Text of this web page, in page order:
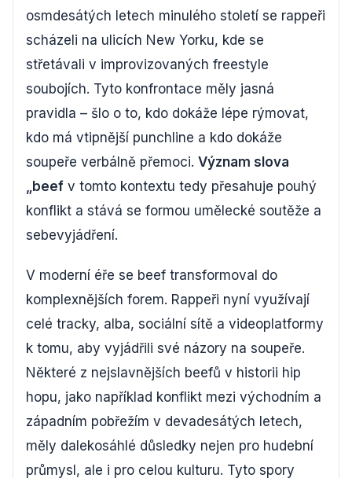
osmdesátých letech minulého století se rappeři
scházeli na ulicích New Yorku, kde se
střetávali v improvizovaných freestyle
soubojích. Tyto konfrontace měly jasná
pravidla – šlo o to, kdo dokáže lépe rýmovat,
kdo má vtipnější punchline a kdo dokáže
soupeře verbálně přemoci. Význam slova
„beef v tomto kontextu tedy přesahuje pouhý
konflikt a stává se formou umělecké soutěže a
sebevyjádření.
V moderní éře se beef transformoval do
komplexnějších forem. Rappeři nyní využívají
celé tracky, alba, sociální sítě a videoplatformy
k tomu, aby vyjádřili své názory na soupeře.
Některé z nejslavnějších beefů v historii hip
hopu, jako například konflikt mezi východním a
západním pobřežím v devadesátých letech,
měly dalekosáhlé důsledky nejen pro hudební
průmysl, ale i pro celou kulturu. Tyto spory